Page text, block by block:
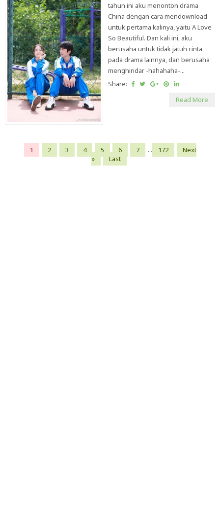
tahun ini aku menonton drama
China dengan cara mendownload
untuk pertama kalinya, yaitu A Love
So Beautiful. Dan kali ini, aku
berusaha untuk tidak jatuh cinta
pada drama lainnya, dan berusaha
menghindar -hahahaha-...
Share:
Read More
1 2 3 4 5 6 7 ... 172
Next
»
Last